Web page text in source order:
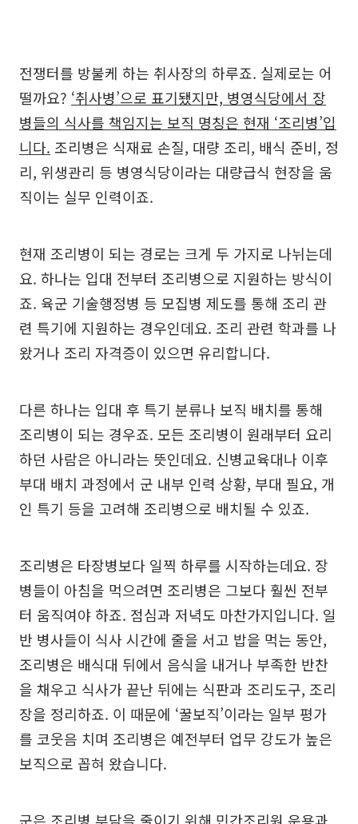
전쟁터를 방불케 하는 취사장의 하루죠. 실제로는 어
떨까요? ‘취사병’으로 표기됐지만, 병영식당에서 장
병들의 식사를 책임지는 보직 명칭은 현재 ‘조리병’입
니다. 조리병은 식재료 손질, 대량 조리, 배식 준비, 정
리, 위생관리 등 병영식당이라는 대량급식 현장을 움
직이는 실무 인력이죠.
현재 조리병이 되는 경로는 크게 두 가지로 나뉘는데
요. 하나는 입대 전부터 조리병으로 지원하는 방식이
죠. 육군 기술행정병 등 모집병 제도를 통해 조리 관
련 특기에 지원하는 경우인데요. 조리 관련 학과를 나
왔거나 조리 자격증이 있으면 유리합니다.
다른 하나는 입대 후 특기 분류나 보직 배치를 통해
조리병이 되는 경우죠. 모든 조리병이 원래부터 요리
하던 사람은 아니라는 뜻인데요. 신병교육대나 이후
부대 배치 과정에서 군 내부 인력 상황, 부대 필요, 개
인 특기 등을 고려해 조리병으로 배치될 수 있죠.
조리병은 타장병보다 일찍 하루를 시작하는데요. 장
병들이 아침을 먹으려면 조리병은 그보다 훨씬 전부
터 움직여야 하죠. 점심과 저녁도 마찬가지입니다. 일
반 병사들이 식사 시간에 줄을 서고 밥을 먹는 동안,
조리병은 배식대 뒤에서 음식을 내거나 부족한 반찬
을 채우고 식사가 끝난 뒤에는 식판과 조리도구, 조리
장을 정리하죠. 이 때문에 ‘꿀보직’이라는 일부 평가
를 코웃음 치며 조리병은 예전부터 업무 강도가 높은
보직으로 꼽혀 왔습니다.